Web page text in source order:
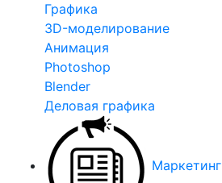
Графика
3D-моделирование
Анимация
Photoshop
Blender
Деловая графика
Маркетинг